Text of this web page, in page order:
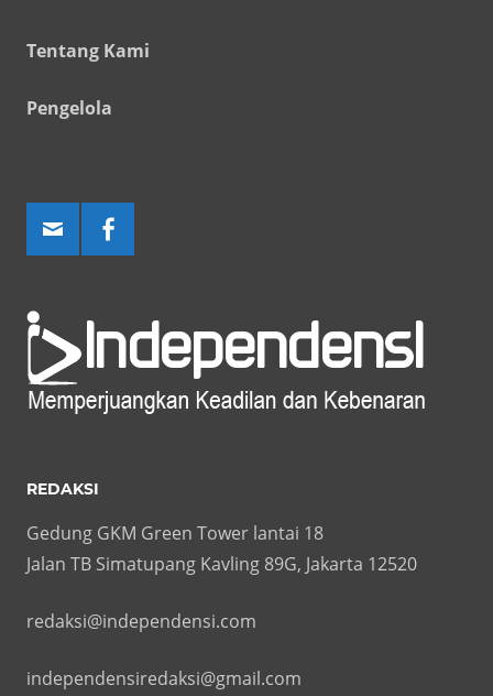
Tentang Kami
Pengelola
REDAKSI
Gedung GKM Green Tower lantai 18
Jalan TB Simatupang Kavling 89G, Jakarta 12520
redaksi@independensi.com
independensiredaksi@gmail.com